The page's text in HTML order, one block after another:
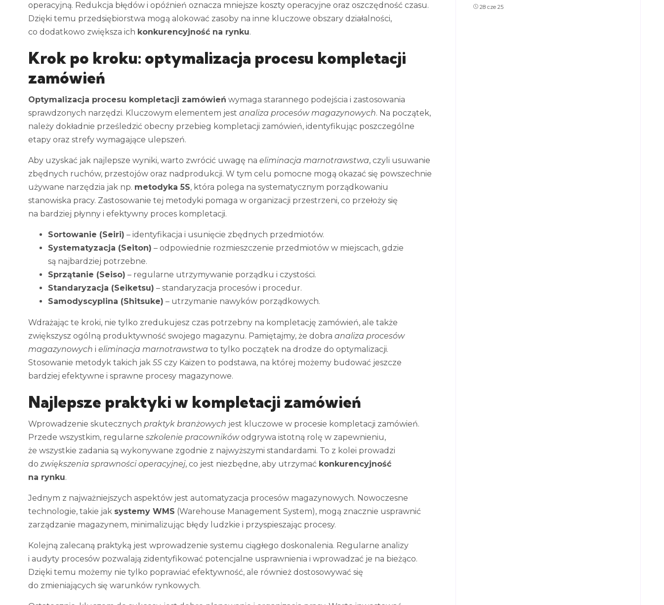
operacyjną. Redukcja błędów i opóźnień oznacza mniejsze koszty operacyjne oraz oszczędność czasu.
Dzięki temu przedsiębiorstwa mogą alokować zasoby na inne kluczowe obszary działalności,
co dodatkowo zwiększa ich konkurencyjność na rynku.
Krok po kroku: optymalizacja procesu kompletacji
zamówień
Optymalizacja procesu kompletacji zamówień wymaga starannego podejścia i zastosowania
sprawdzonych narzędzi. Kluczowym elementem jest analiza procesów magazynowych. Na początek,
należy dokładnie prześledzić obecny przebieg kompletacji zamówień, identyfikując poszczególne
etapy oraz strefy wymagające ulepszeń.
Aby uzyskać jak najlepsze wyniki, warto zwrócić uwagę na eliminacja marnotrawstwa, czyli usuwanie
zbędnych ruchów, przestojów oraz nadprodukcji. W tym celu pomocne mogą okazać się powszechnie
używane narzędzia jak np. metodyka 5S, która polega na systematycznym porządkowaniu
stanowiska pracy. Zastosowanie tej metodyki pomaga w organizacji przestrzeni, co przełoży się
na bardziej płynny i efektywny proces kompletacji.
Sortowanie (Seiri) – identyfikacja i usunięcie zbędnych przedmiotów.
Systematyzacja (Seiton) – odpowiednie rozmieszczenie przedmiotów w miejscach, gdzie
są najbardziej potrzebne.
Sprzątanie (Seiso) – regularne utrzymywanie porządku i czystości.
Standaryzacja (Seiketsu) – standaryzacja procesów i procedur.
Samodyscyplina (Shitsuke) – utrzymanie nawyków porządkowych.
Wdrażając te kroki, nie tylko zredukujesz czas potrzebny na kompletację zamówień, ale także
zwiększysz ogólną produktywność swojego magazynu. Pamiętajmy, że dobra analiza procesów
magazynowych i eliminacja marnotrawstwa to tylko początek na drodze do optymalizacji.
Stosowanie metodyk takich jak 5S czy Kaizen to podstawa, na której możemy budować jeszcze
bardziej efektywne i sprawne procesy magazynowe.
Najlepsze praktyki w kompletacji zamówień
Wprowadzenie skutecznych praktyk branżowych jest kluczowe w procesie kompletacji zamówień.
Przede wszystkim, regularne szkolenie pracownikówodgrywa istotną rolę w zapewnieniu,
że wszystkie zadania są wykonywane zgodnie z najwyższymi standardami. To z kolei prowadzi
do zwiększenia sprawności operacyjnej, co jest niezbędne, aby utrzymać konkurencyjność
na rynku.
Jednym z najważniejszych aspektów jest automatyzacja procesów magazynowych. Nowoczesne
technologie, takie jak systemy WMS (Warehouse Management System), mogą znacznie usprawnić
zarządzanie magazynem, minimalizując błędy ludzkie i przyspieszając procesy.
Kolejną zalecaną praktyką jest wprowadzenie systemu ciągłego doskonalenia. Regularne analizy
i audyty procesów pozwalają zidentyfikować potencjalne usprawnienia i wprowadzać je na bieżąco.
Dzięki temu możemy nie tylko poprawiać efektywność, ale również dostosowywać się
do zmieniających się warunków rynkowych.
28 cze 25